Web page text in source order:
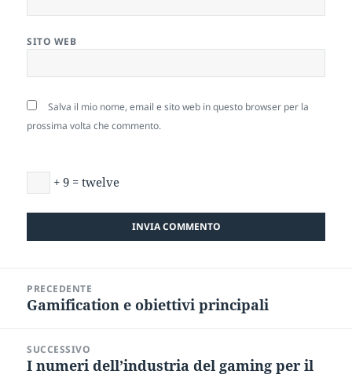
SITO WEB
Salva il mio nome, email e sito web in questo browser per la
prossima volta che commento.
+ 9 = twelve
articoliPRECEDENTE
Articolo
Gamification e obiettivi principali
SUCCESSIVO
Articolo
I numeri dell’industria del gaming per il